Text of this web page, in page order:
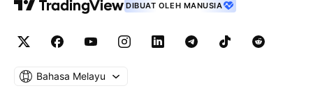
DIBUAT OLEH MANUSIA
Bahasa Melayu